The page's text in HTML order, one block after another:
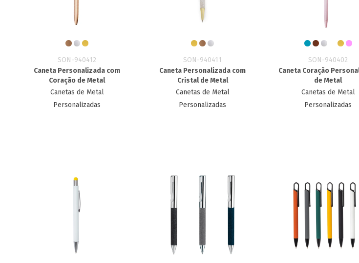
SON-940412
Caneta Personalizada com
Coração de Metal
Canetas de Metal
Personalizadas
SON-940411
Caneta Personalizada com
Cristal de Metal
Canetas de Metal
Personalizadas
SON-940402
Caneta Coração
de Metal
Canetas de Metal
Personalizadas